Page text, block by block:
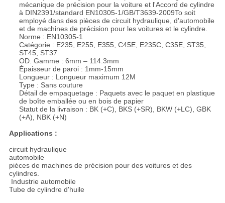
mécanique de précision pour la voiture et l'Accord de cylindre
à DIN2391/standard EN10305-1/GB/T3639-2009To soit
employé dans des pièces de circuit hydraulique, d'automobile
et de machines de précision pour les voitures et le cylindre.
Norme : EN10305-1
Catégorie : E235, E255, E355, C45E, E235C, C35E, ST35,
ST45, ST37
OD. Gamme : 6mm – 114.3mm
Épaisseur de paroi : 1mm-15mm
Longueur : Longueur maximum 12M
Type : Sans couture
Détail de empaquetage : Paquets avec le paquet en plastique
de boîte emballée ou en bois de papier
Statut de la livraison : BK (+C), BKS (+SR), BKW (+LC), GBK
(+A), NBK (+N)
Applications :
circuit hydraulique
automobile
pièces de machines de précision pour des voitures et des
cylindres.
Industrie automobile
Tube de cylindre d'huile